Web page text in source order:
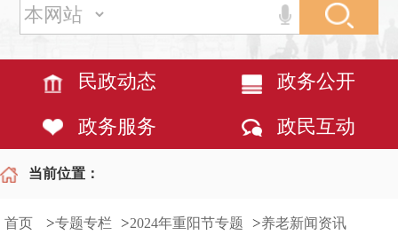
民政动态 政务公开
政务服务 政民互动
当前位置：
首页 >专题专栏 >2024年重阳节专题 >养老新闻资讯